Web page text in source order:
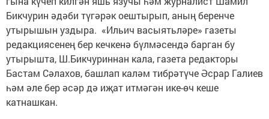
Бикчурин әдәби түгәрәк оештырып, аның беренче
утырышын уздыра. «Ильич васыятьләре» газеты
редакциясенең бер кечкенә бүлмәсендә барган бу
утырышта, Ш.Бикчуриннан кала, газета редакторы
Бастам Сәлахов, башлап каләм тибрәтүче Әсрар Галиев
һәм әле бер әсәр дә иҗат итмәгән ике-өч кеше
катнашкан.